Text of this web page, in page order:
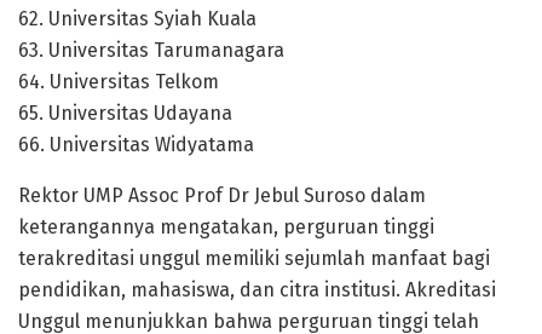
62. Universitas Syiah Kuala
63. Universitas Tarumanagara
64. Universitas Telkom
65. Universitas Udayana
66. Universitas Widyatama
Rektor UMP Assoc Prof Dr Jebul Suroso dalam
keterangannya mengatakan, perguruan tinggi
terakreditasi unggul memiliki sejumlah manfaat bagi
pendidikan, mahasiswa, dan citra institusi. Akreditasi
Unggul menunjukkan bahwa perguruan tinggi telah